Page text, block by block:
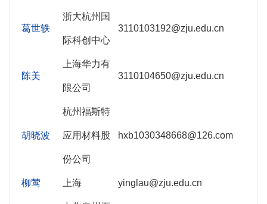
葛世轶
浙大杭州国
际科创中心
3110103192@zju.edu.cn
陈美
上海华力有
限公司
3110104650@zju.edu.cn
胡晓波
杭州福斯特
应用材料股
份公司
hxb1030348668@126.com
柳莺 上海 yinglau@zju.edu.cn